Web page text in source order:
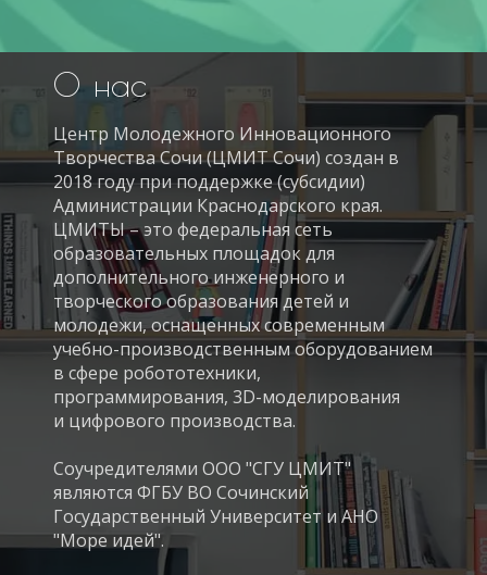
О нас
Центр Молодежного Инновационного
Творчества Сочи (ЦМИТ Сочи) создан в
2018 году при поддержке (субсидии)
Администрации Краснодарского края.
ЦМИТЫ – это федеральная сеть
образовательных площадок для
дополнительного инженерного и
творческого образования детей и
молодежи, оснащенных современным
учебно-производственным оборудованием
в сфере робототехники,
программирования, 3D-моделирования
и цифрового производства.
Соучредителями ООО "СГУ ЦМИТ"
являются ФГБУ ВО Сочинский
Государственный Университет и АНО
"Море идей".